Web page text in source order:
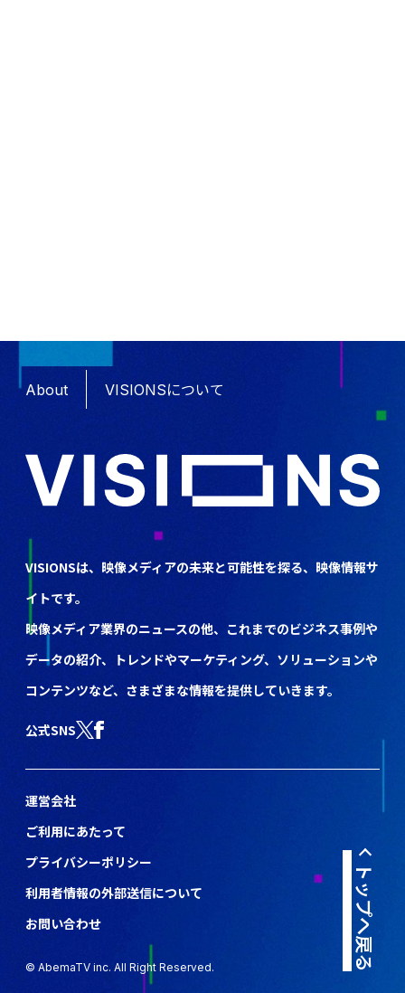
トップへ戻る
About VISIONSについて
VISIONSは、映像メディアの未来と可能性を探る、映像情報サ
イトです。
映像メディア業界のニュースの他、これまでのビジネス事例や
データの紹介、トレンドやマーケティング、ソリューションや
コンテンツなど、さまざまな情報を提供していきます。
公式SNS
運営会社
ご利用にあたって
プライバシーポリシー
利用者情報の外部送信について
お問い合わせ
© AbemaTV inc. All Right Reserved.